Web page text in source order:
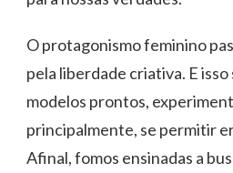
O protagonismo feminino
pela liberdade criativa. E
modelos prontos,
principalmente, se permitir
Afinal, fomos ensinadas a